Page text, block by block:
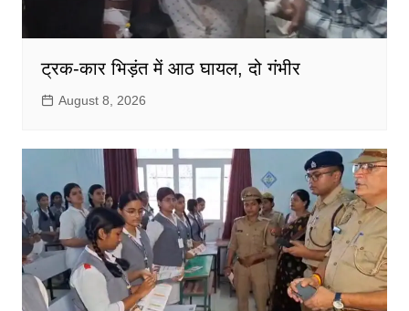
ट्रक-कार भिड़ंत में आठ घायल, दो गंभीर
August 8, 2026